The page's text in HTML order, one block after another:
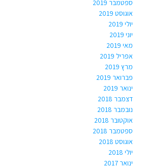
ספטמבר 2019
אוגוסט 2019
יולי 2019
יוני 2019
מאי 2019
אפריל 2019
מרץ 2019
פברואר 2019
ינואר 2019
דצמבר 2018
נובמבר 2018
אוקטובר 2018
ספטמבר 2018
אוגוסט 2018
יולי 2018
ינואר 2017